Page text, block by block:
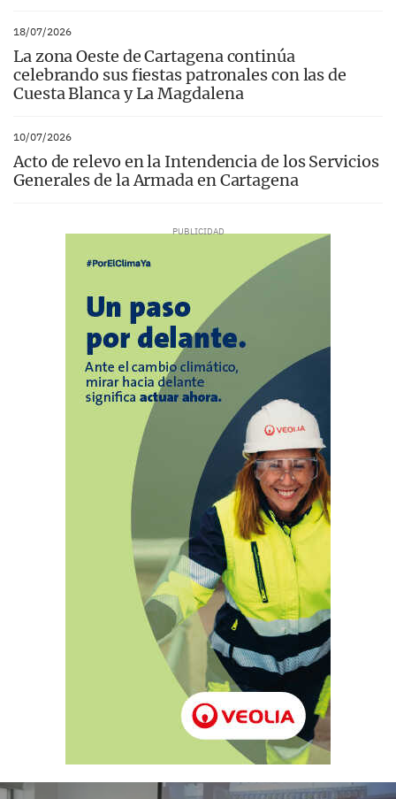
18/07/2026
La zona Oeste de Cartagena continúa
celebrando sus fiestas patronales con las de
Cuesta Blanca y La Magdalena
10/07/2026
Acto de relevo en la Intendencia de los Servicios
Generales de la Armada en Cartagena